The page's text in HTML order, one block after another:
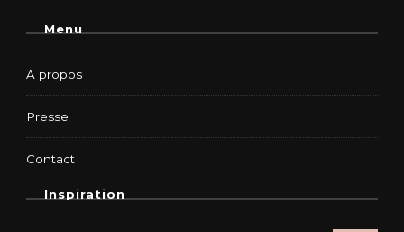
Menu
A propos
Presse
Contact
Inspiration